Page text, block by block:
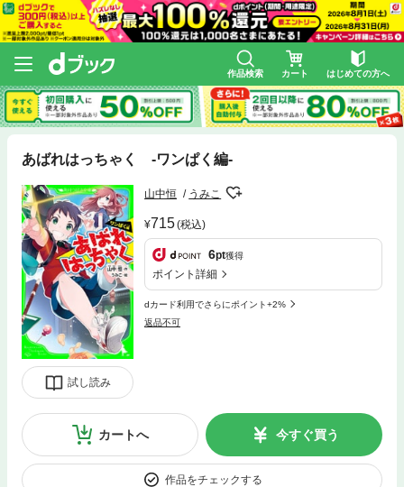
作品検索 カート はじめての方へ
あばれはっちゃく ‐ワンぱく編‐
試し読み
山中恒 うみこ
715(税込)
6pt獲得
ポイント詳細
dカード利用でさらにポイント+2%
返品不可
カートへ 今すぐ買う
作品をチェックする